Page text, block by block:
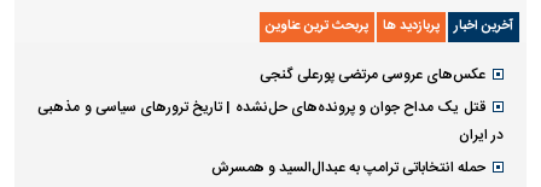
آخرین اخبار پربازدید ها پربحث ترین عناوین
عکس‌های عروسی مرتضی پورعلی گنجی
قتل یک مداح جوان و پرونده‌های حل‌نشده | تاریخ ترورهای سیاسی و مذهبی
در ایران
حمله انتخاباتی ترامپ به عبدال‌السید و همسرش